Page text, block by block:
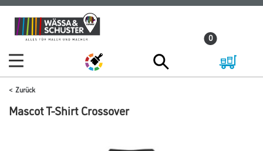
Zum
Inhalt
Zum
Navigationsmenü
0
Zurück
Mascot T-Shirt Crossover